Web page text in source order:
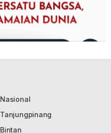
Nasional
Tanjungpinang
Bintan